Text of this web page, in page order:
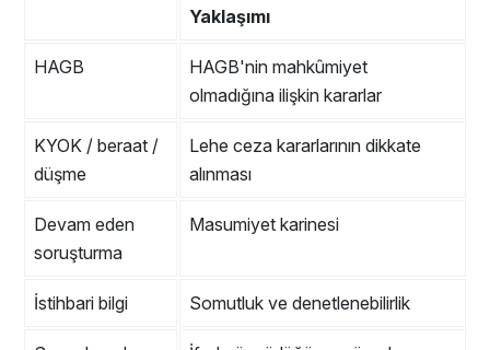
Yaklaşımı
HAGB
HAGB'nin mahkûmiyet
olmadığına ilişkin kararlar
KYOK / beraat /
düşme
Lehe ceza kararlarının dikkate
alınması
Devam eden
soruşturma
Masumiyet karinesi
İstihbari bilgi Somutluk ve denetlenebilirlik